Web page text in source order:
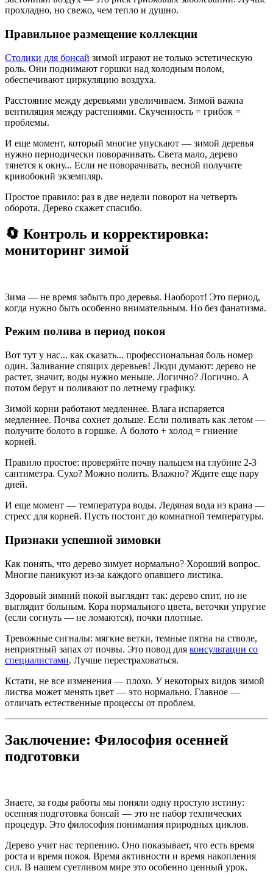
прохладно, но свежо, чем тепло и душно.
Правильное размещение коллекции
Столики для бонсай зимой играют не только эстетическую
роль. Они поднимают горшки над холодным полом,
обеспечивают циркуляцию воздуха.
Расстояние между деревьями увеличиваем. Зимой важна
вентиляция между растениями. Скученность = грибок =
проблемы.
И еще момент, который многие упускают — зимой деревья
нужно периодически поворачивать. Света мало, дерево
тянется к окну... Если не поворачивать, весной получите
кривобокий экземпляр.
Простое правило: раз в две недели поворот на четверть
оборота. Дерево скажет спасибо.
🔄 Контроль и корректировка:
мониторинг зимой
Зима — не время забыть про деревья. Наоборот! Это период,
когда нужно быть особенно внимательным. Но без фанатизма.
Режим полива в период покоя
Вот тут у нас... как сказать... профессиональная боль номер
один. Заливание спящих деревьев! Люди думают: дерево не
растет, значит, воды нужно меньше. Логично? Логично. А
потом берут и поливают по летнему графику.
Зимой корни работают медленнее. Влага испаряется
медленнее. Почва сохнет дольше. Если поливать как летом —
получите болото в горшке. А болото + холод = гниение
корней.
Правило простое: проверяйте почву пальцем на глубине 2-3
сантиметра. Сухо? Можно полить. Влажно? Ждите еще пару
дней.
И еще момент — температура воды. Ледяная вода из крана —
стресс для корней. Пусть постоит до комнатной температуры.
Признаки успешной зимовки
Как понять, что дерево зимует нормально? Хороший вопрос.
Многие паникуют из-за каждого опавшего листика.
Здоровый зимний покой выглядит так: дерево спит, но не
выглядит больным. Кора нормального цвета, веточки упругие
(если согнуть — не ломаются), почки плотные.
Тревожные сигналы: мягкие ветки, темные пятна на стволе,
неприятный запах от почвы. Это повод для консультации со
специалистами. Лучше перестраховаться.
Кстати, не все изменения — плохо. У некоторых видов зимой
листва может менять цвет — это нормально. Главное —
отличать естественные процессы от проблем.
Заключение: Философия осенней
подготовки
Знаете, за годы работы мы поняли одну простую истину:
осенняя подготовка бонсай — это не набор технических
процедур. Это философия понимания природных циклов.
Дерево учит нас терпению. Оно показывает, что есть время
роста и время покоя. Время активности и время накопления
сил. В нашем суетливом мире это особенно ценный урок.